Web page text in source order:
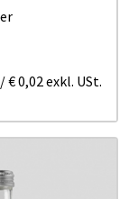
/€ 0,02exkl. USt.